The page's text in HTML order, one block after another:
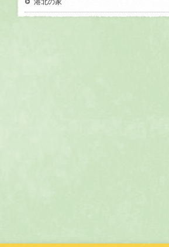
港北の家